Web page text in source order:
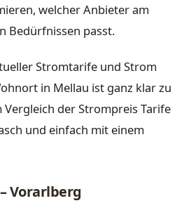
welcher Anbieter am
Bedürfnissen passt.
Stromtarife und Strom
in Mellau ist ganz klar zu
der Strompreis Tarife
und einfach mit einem
Vorarlberg